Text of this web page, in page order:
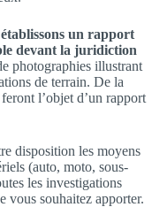
un rapport
devant la juridiction
photographies illustrant
de terrain. De la
l’objet d’un rapport
disposition les moyens
(auto, moto, sous-
les investigations
vous souhaitez apporter.